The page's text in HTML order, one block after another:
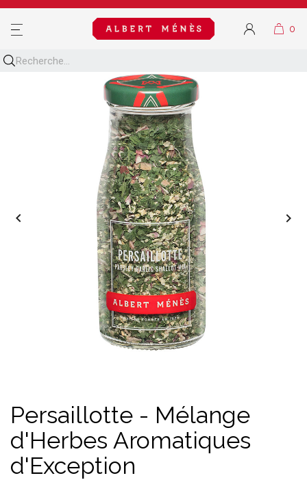
MENU
 
Persaillotte - Mélange
d'Herbes Aromatiques
d'Exception